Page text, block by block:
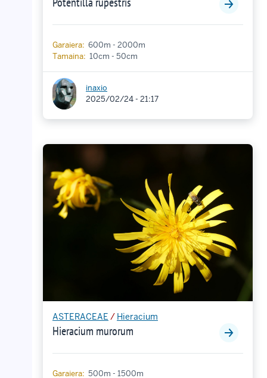
Garaiera: 600m - 2000m
Tamaina: 10cm - 50cm
inaxio
2025/02/24 - 21:17
ASTERACEAE / Hieracium
Hieracium murorum
Garaiera: 500m - 1500m